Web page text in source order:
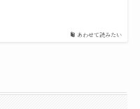
あわせて読みたい